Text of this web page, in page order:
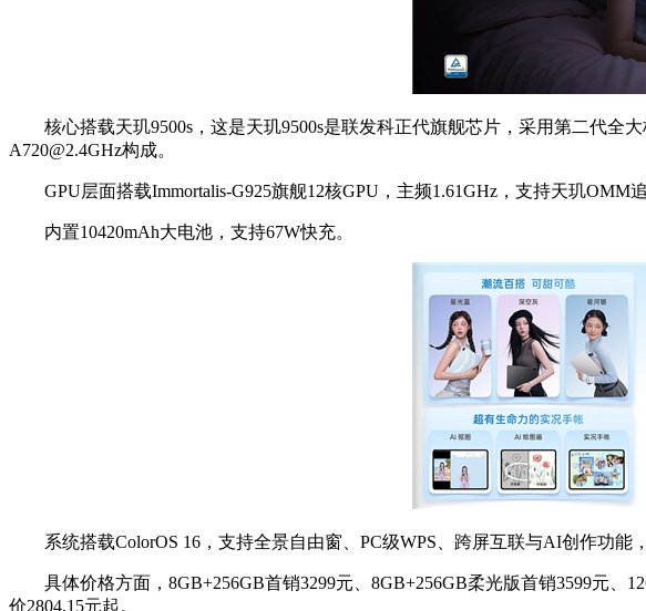
核心搭载天玑9500s，这是天玑9500s是联发科正代旗舰芯片，采用第二代全大
A720@2.4GHz构成。
GPU层面搭载Immortalis-G925旗舰12核GPU，主频1.61GHz，支持天玑OMM
内置10420mAh大电池，支持67W快充。
系统搭载ColorOS 16，支持全景自由窗、PC级WPS、跨屏互联与AI创作功能
具体价格方面，8GB+256GB首销3299元、8GB+256GB柔光版首销3599元、
价2804.15元起。